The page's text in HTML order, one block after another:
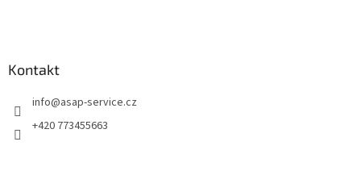
Kontakt
info@asap-service.cz
+420 773455663